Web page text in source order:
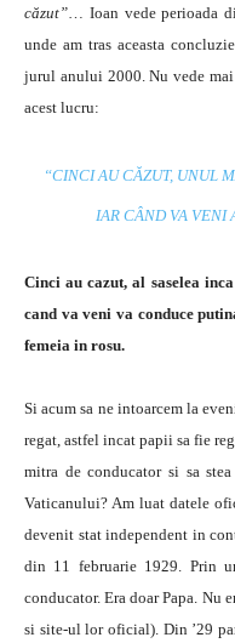
căzut”… Ioan vede perioada
unde am tras aceasta
jurul anului 2000. Nu vede
acest lucru:
“CINCI AU CĂZUT, UNUL
IAR CÂND VA VENI
Cinci au cazut, al saselea
cand va veni va conduce
femeia in rosu.
Si acum sa ne intoarcem la
regat, astfel incat papii sa fie
mitra de conducator si sa
Vaticanului? Am luat datele
devenit stat independent in
din 11 februarie 1929. Prin
conducator. Era doar Papa. Nu
si site-ul lor oficial). Din ’29